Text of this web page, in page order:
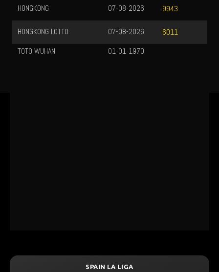
SPAIN LA LIGA
HONGKONG 9943
07-08-2026
HONGKONG LOTTO 6011
07-08-2026
TOTO WUHAN
01-01-1970